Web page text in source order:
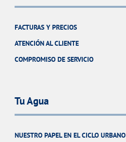
FACTURAS Y PRECIOS
ATENCIÓN AL CLIENTE
COMPROMISO DE SERVICIO
Tu Agua
NUESTRO PAPEL EN EL CICLO URBANO